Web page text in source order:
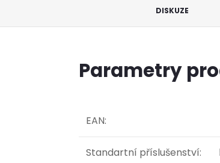
DISKUZE
Parametry
EAN:
Standartní příslušenství: